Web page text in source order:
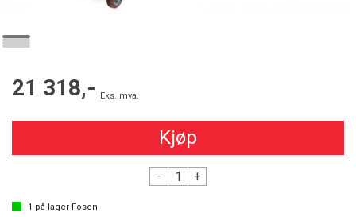
21 318,- Eks. mva.
Kjøp
- +
1 på lager Fosen